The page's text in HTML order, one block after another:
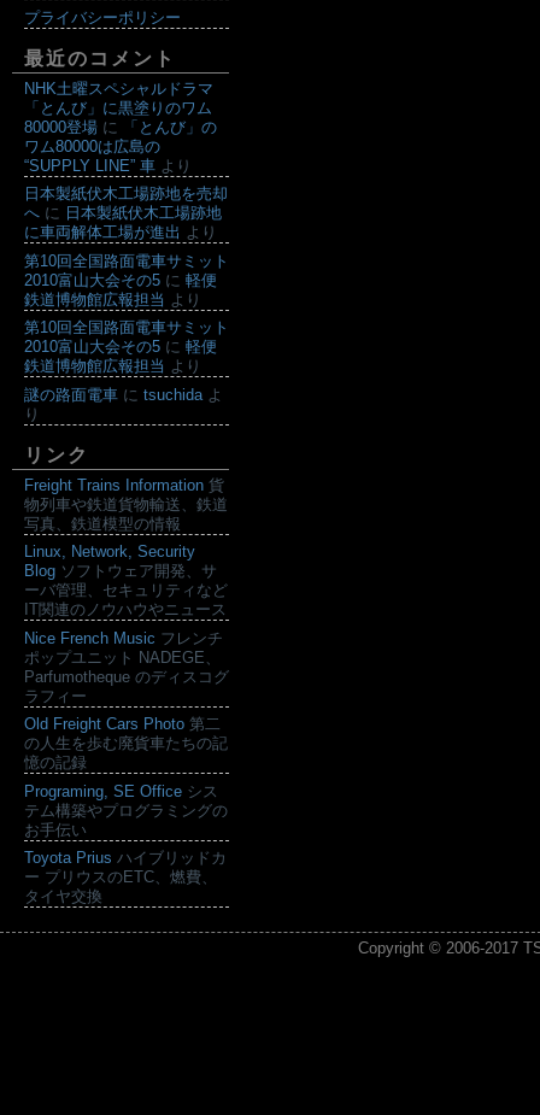
プライバシーポリシー
最近のコメント
NHK土曜スペシャルドラマ
「とんび」に黒塗りのワム
80000登場 に
「とんび」の
ワム80000は広島の
“SUPPLY LINE” 車 より
日本製紙伏木工場跡地を売却
へ に 日本製紙伏木工場跡地
に車両解体工場が進出 より
第10回全国路面電車サミット
2010富山大会その5 に 軽便
鉄道博物館広報担当 より
第10回全国路面電車サミット
2010富山大会その5 に 軽便
鉄道博物館広報担当 より
謎の路面電車 に tsuchida よ
り
リンク
Freight Trains Information 貨
物列車や鉄道貨物輸送、鉄道
写真、鉄道模型の情報
Linux, Network, Security
Blog ソフトウェア開発、サ
ーバ管理、セキュリティなど
IT関連のノウハウやニュース
Nice French Music フレンチ
ポップユニット NADEGE、
Parfumotheque のディスコグ
ラフィー
Old Freight Cars Photo 第二
の人生を歩む廃貨車たちの記
憶の記録
Programing, SE Office シス
テム構築やプログラミングの
お手伝い
Toyota Prius ハイブリッドカ
ー プリウスのETC、燃費、
タイヤ交換
Copyright © 2006-2017